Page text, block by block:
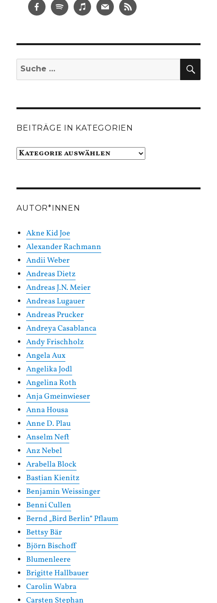
Suche
nach:
BEITRÄGE IN KATEGORIEN
Beiträge
AUTOR*INNEN
Akne Kid Joe
Alexander Rachmann
Andii Weber
Andreas Dietz
Andreas J.N. Meier
Andreas Lugauer
Andreas Prucker
Andreya Casablanca
Andy Frischholz
Angela Aux
Angelika Jodl
Angelina Roth
Anja Gmeinwieser
Anna Housa
Anne D. Plau
Anselm Neft
Anz Nebel
Arabella Block
Bastian Kienitz
Benjamin Weissinger
Benni Cullen
Bernd „Bird Berlin“ Pflaum
Bettsy Bär
Björn Bischoff
Blumenleere
Brigitte Hallbauer
Carolin Wabra
Carsten Stephan